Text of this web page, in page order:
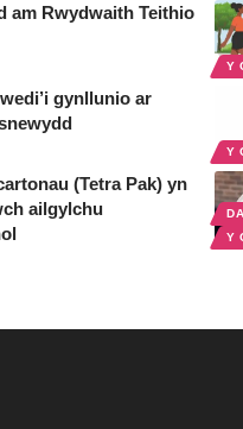
Y
am Rwydwaith Teithio
Y
gynllunio ar
Y
(Tetra Pak) yn
ailgylchu